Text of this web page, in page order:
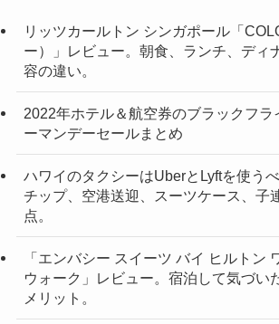
リッツカールトン シンガポール「
ー）」レビュー。朝食、ランチ、ディ
容の違い。
2022年ホテル＆航空券のブラックフラ
ーマンデーセールまとめ
ハワイのタクシーはUberとLyftを使う
チップ、空港送迎、スーツケース、子
点。
「エンバシー スイーツ バイ ヒルトン
ウォーク」レビュー。宿泊して気づい
メリット。